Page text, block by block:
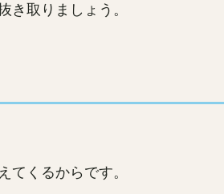
取りましょう。
くるからです。